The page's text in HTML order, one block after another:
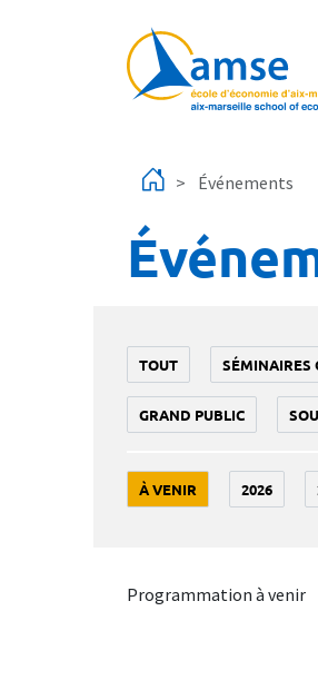
Événements
TOUT SÉMINAIRES
GRAND PUBLIC
À VENIR 2026
Programmation à venir